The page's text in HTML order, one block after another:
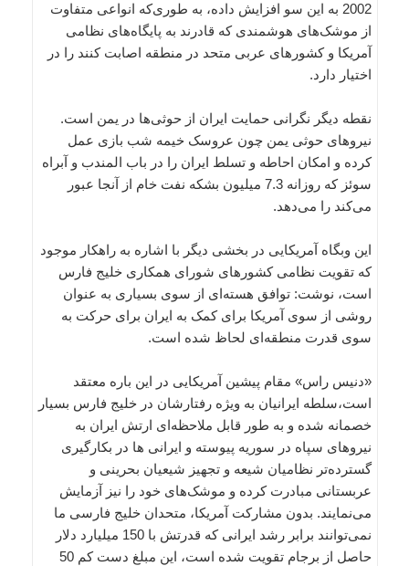
2002 به این سو افزایش داده، به طوری‌که انواعی متفاوت
از موشک‌های هوشمندی که قادرند به پایگاه‌های نظامی
آمریکا و کشورهای عربی متحد در منطقه اصابت کنند را در
اختیار دارد.
نقطه دیگر نگرانی حمایت ایران از حوثی‌ها در یمن است.
نیروهای حوثی‌ یمن چون عروسک خیمه شب بازی عمل
کرده و امکان احاطه و تسلط ایران را در باب المندب و آبراه
سوئز که روزانه 7.3 میلیون بشکه نفت خام از‌ آنجا عبور
می‌کند را می‌دهد.
این وبگاه آمریکایی در بخشی دیگر با اشاره به راهکار موجود
که تقویت نظامی کشورهای شورای همکاری خلیج فارس
است، نوشت: توافق هسته‌ای از سوی بسیاری به عنوان
روشی از سوی آمریکا برای کمک به ایران برای حرکت به
سوی قدرت منطقه‌ای لحاظ شده است.
«دنیس راس» مقام پیشین آمریکایی در این باره معتقد
است،سلطه ایرانیان به ویژه رفتارشان در خلیج فارس بسیار
خصمانه شده و به طور قابل ملاحظه‌ای ارتش ایران به
نیروهای سپاه در سوریه پیوسته و ایرانی ها در بکارگیری
گسترده‌تر نظامیان شیعه و تجهیز شیعیان بحرینی و
عربستانی مبادرت کرده و موشک‌های خود را نیز آزمایش
می‌نمایند. بدون مشارکت آمریکا، متحدان خلیج فارسی ما
نمی‌توانند برابر رشد ایرانی که قدرتش با 150 میلیارد دلار
حاصل از برجام تقویت شده است، این مبلغ دست کم 50